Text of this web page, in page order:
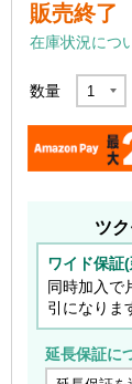
販売終了
在庫状況につ
数量
ツ
ワイド保証
同時加入で
引になりま
延長保証に